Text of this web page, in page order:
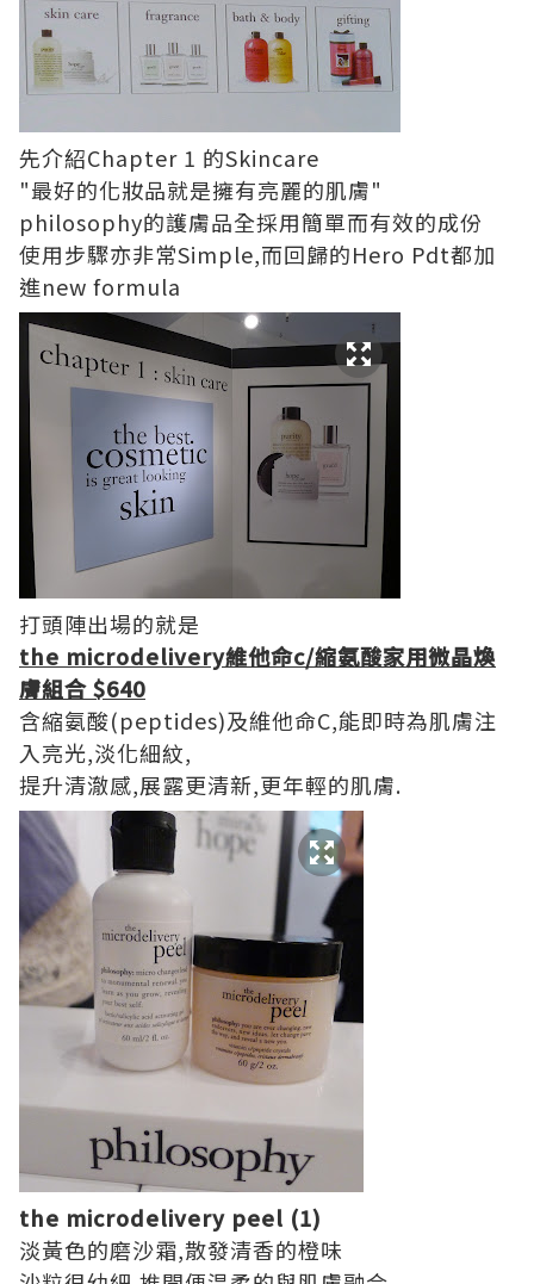
先介紹Chapter 1 的Skincare
"最好的化妝品就是擁有亮麗的肌膚"
philosophy的護膚品全採用簡單而有效的成份
使用步驟亦非常Simple,而回歸的Hero Pdt都加
進new formula
打頭陣出場的就是
the microdelivery維他命c/縮氨酸家用微晶煥
膚組合 $640
含縮氨酸(peptides)及維他命C,能即時為肌膚注
入亮光,淡化細紋,
提升清澈感,展露更清新,更年輕的肌膚.
the microdelivery peel (1)
淡黃色的磨沙霜,散發清香的橙味